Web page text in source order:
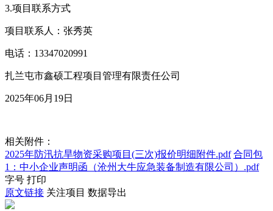
3.项目联系方式
项目联系人：张秀英
电话：13347020991
扎兰屯市鑫硕工程项目管理有限责任公司
2025年06月19日
相关附件：
2025年防汛抗旱物资采购项目(三次)报价明细附件.pdf 合同包
1：中小企业声明函（沧州大牛应急装备制造有限公司）.pdf
字号 打印
原文链接 关注项目 数据导出